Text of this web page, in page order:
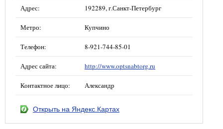
Адрес: 192289, г.Санкт-Петербург
Метро: Купчино
Телефон: 8-921-744-85-01
Адрес сайта: http://www.optsnabtorg.ru
Контактное лицо: Александр
Открыть на Яндекс.Картах